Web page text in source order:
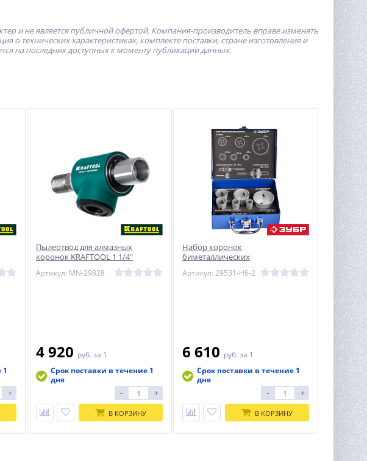
и не является публичной офертой. Компания-производитель вправе изменять
технических характеристиках, комплекте поставки, стране изготовления и
на последних доступных к моменту публикации данных.
1
+
Пылеотвод для алмазных
коронок KRAFTOOL 1 1/4″
Артикул: MN-29828
4 920 руб. за 1
Срок поставки в течение 1
дня
- +
В КОРЗИНУ
Набор коронок
биметаллических
(22,25,35,40,51,67) ЗУБР
Артикул: 29531-H6-2
6 610 руб. за 1
Срок поставки в течение 1
дня
- +
В КОРЗИНУ